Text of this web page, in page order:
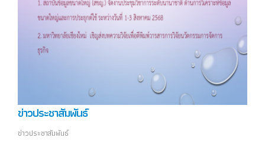
ข่าวประชาสัมพันธ์
ข่าวประชาสัมพันธ์